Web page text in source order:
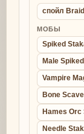
спойл
МОБЫ
Spiked
Male
Vampire
Bone
Hames Orc
Needle